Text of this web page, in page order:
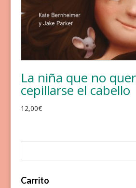
La niña que no
cepillarse el cabello
12,00€
Carrito